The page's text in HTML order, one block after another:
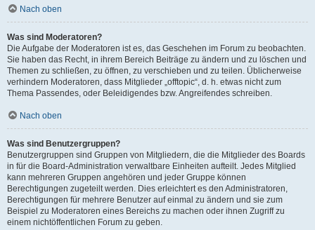
Nach oben
Was sind Moderatoren?
Die Aufgabe der Moderatoren ist es, das Geschehen im Forum zu beobachten.
Sie haben das Recht, in ihrem Bereich Beiträge zu ändern und zu löschen und
Themen zu schließen, zu öffnen, zu verschieben und zu teilen. Üblicherweise
verhindern Moderatoren, dass Mitglieder „offtopic“, d. h. etwas nicht zum
Thema Passendes, oder Beleidigendes bzw. Angreifendes schreiben.
Nach oben
Was sind Benutzergruppen?
Benutzergruppen sind Gruppen von Mitgliedern, die die Mitglieder des Boards
in für die Board-Administration verwaltbare Einheiten aufteilt. Jedes Mitglied
kann mehreren Gruppen angehören und jeder Gruppe können
Berechtigungen zugeteilt werden. Dies erleichtert es den Administratoren,
Berechtigungen für mehrere Benutzer auf einmal zu ändern und sie zum
Beispiel zu Moderatoren eines Bereichs zu machen oder ihnen Zugriff zu
einem nichtöffentlichen Forum zu geben.